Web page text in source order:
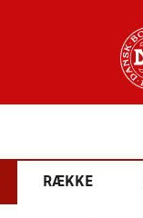
RÆKKE